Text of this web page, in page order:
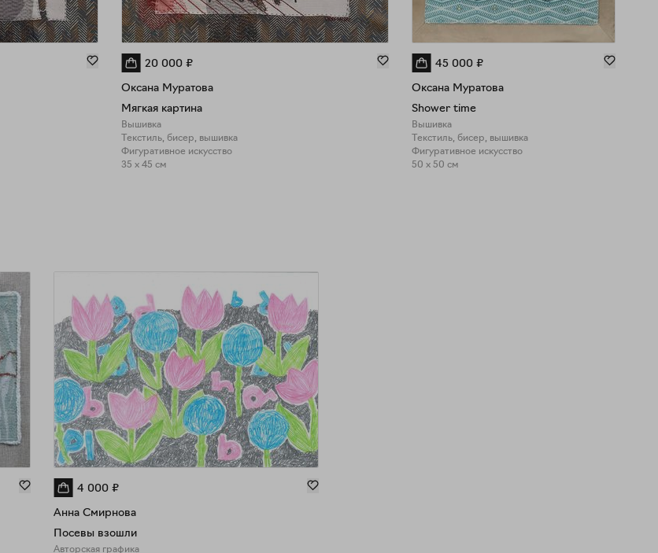
20 000 ₽
Оксана Муратова
Мягкая картина
Вышивка
Текстиль, бисер, вышивка
Фигуративное искусство
35 x 45 см
45 000 ₽
Оксана Муратова
Shower time
Вышивка
Текстиль, бисер, вышивка
Фигуративное искусство
50 x 50 см
4 000 ₽
Анна Смирнова
Посевы взошли
Авторская графика